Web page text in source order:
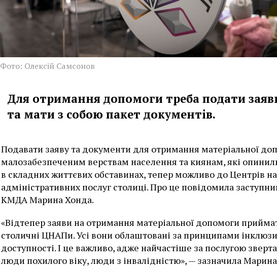
Фото: Олексій Самсонов
Для отримання допомоги треба подати
та мати з собою пакет документів.
Подавати заяву та документи для отримання матеріальної
малозабезпеченим верствам населення та киянам, які
в складних життєвих обставинах, тепер можливо до Центрів
адміністративних послуг столиці. Про це повідомила
КМДА Марина Хонда.
«Відтепер заяви на отримання матеріальної допомоги
столичні ЦНАПи. Усі вони облаштовані за принципами
доступності. І це важливо, адже найчастіше за послугою
люди похилого віку, люди з інвалідністю», — зазначила